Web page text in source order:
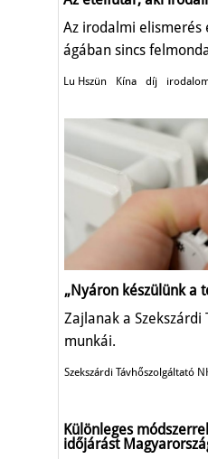
Az irodalmi elismerés
ágában sincs
Lu Hszün Kína díj
„Nyáron készülünk a
Zajlanak a
munkái.
Szekszárdi Távhőszolgáltató
Különleges
időjárást